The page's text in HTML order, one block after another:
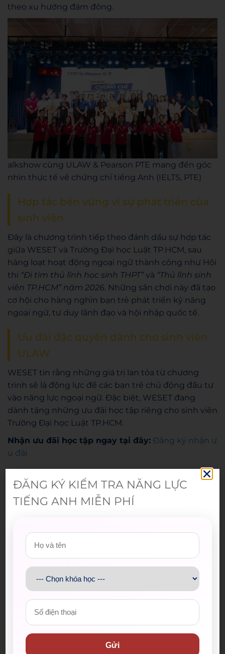
theo xu hướng đám đông.
alkshow cùng ULAW & Pearson PTE mang đến góc
nhìn thực tế về chứng chỉ tiếng Anh (IELTS, PTE)
Hợp tác bền vững vì sự phát triển của
sinh viên
Đây là chương trình tiếp theo đánh dấu sự hợp tác
giữa WESET và Trường Đại học Luật TP.HCM, sau
hàng loạt hoạt động ngoại ngữ thành công như Hội
thi “Đi tìm thủ lĩnh học sinh THPT” và “Thủ lĩnh sinh
viên TP.HCM” năm 2026. Những sân chơi này đã tạo
cơ hội cho hàng nghìn bạn trẻ phát triển kỹ năng
ngoại ngữ, tư duy lãnh đạo và hội nhập quốc tế.
Ưu đãi đặc quyền dành cho sinh viên
ULAW
WESET tin rằng những giá trị lan tỏa từ chương
trình sẽ là động lực để các bạn trẻ chủ động đầu tư
vào năng lực ngoại ngữ. Đặc biệt, WESET đang
dành tặng những ưu đãi học tập riêng cho sinh viên
Trường Đại học Luật TP.HCM.
Nhận ưu đãi học tập ngay tại đây: Đăng ký nhận ư
u đãi
Admin
ĐĂNG KÝ KIỂM TRA NĂNG LỰC
TIẾNG ANH MIỄN PHÍ
Gửi